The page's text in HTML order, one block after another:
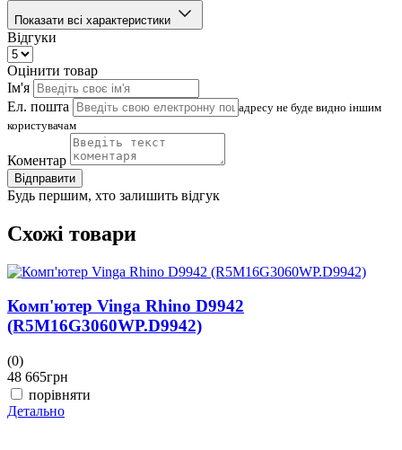
Показати всі характеристики
Відгуки
Оцінити товар
Ім'я
Ел. пошта
адресу не буде видно іншим
користувачам
Коментар
Відправити
Будь першим, хто залишить відгук
Схожі товари
Комп'ютер Vinga Rhino D9942
(R5M16G3060WP.D9942)
(0)
48 665грн
порівняти
Детально